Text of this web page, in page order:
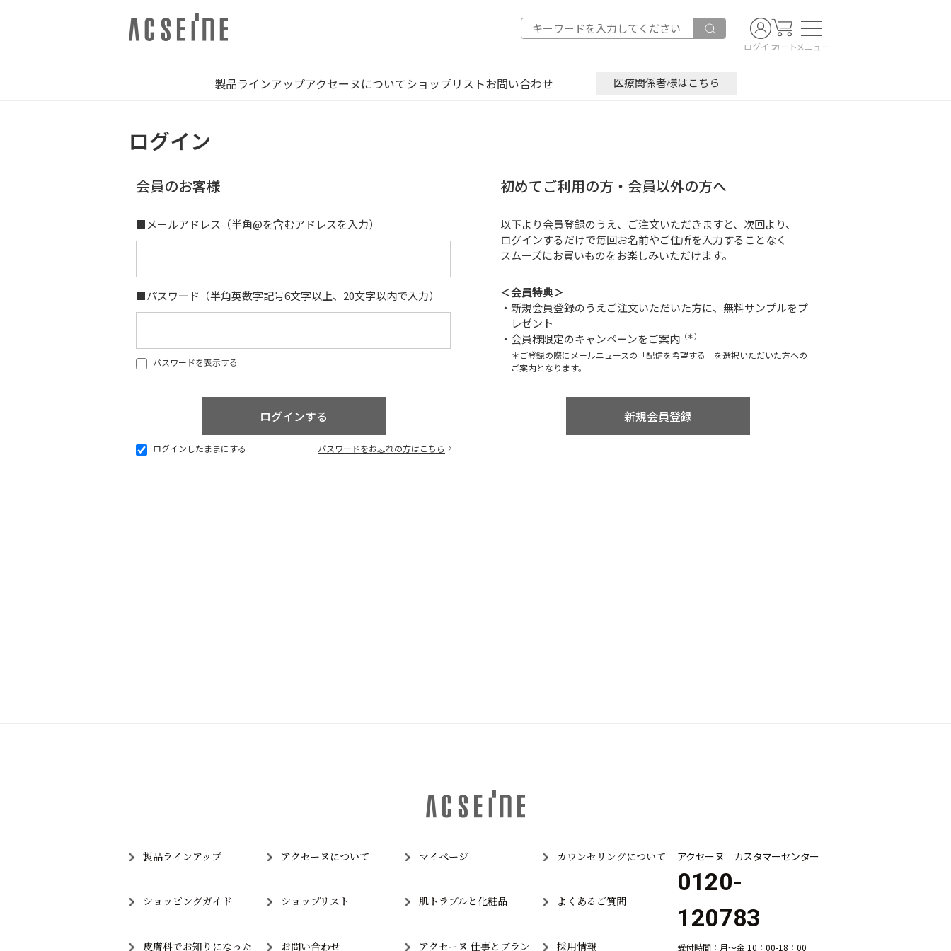
ログインカートメニュー
製品ラインアップアクセーヌについてショップリストお問い合わせ 医療関係者様はこちら
ログイン
会員のお客様
■メールアドレス （半角@を含むアドレスを入力）
■パスワード （半角英数字記号6文字以上、20文字以内で入力）
パスワードを表示する
ログインしたままにする パスワードをお忘れの方はこちら
初めてご利用の方・会員以外の方へ
以下より会員登録のうえ、ご注文いただきますと、次回より、
ログインするだけで毎回お名前やご住所を入力することなく
スムーズにお買いものをお楽しみいただけます。
＜会員特典＞
・新規会員登録のうえご注文いただいた方に、無料サンプルをプ
レゼント
・会員様限定のキャンペーンをご案内 （＊）
＊ご登録の際にメールニュースの「配信を希望する」を選択いただいた方への
ご案内となります。
製品ラインアップ アクセーヌについて マイページ カウンセリングについて
ショッピングガイド ショップリスト 肌トラブルと化粧品 よくあるご質問
皮膚科でお知りになった お問い合わせ アクセーヌ 仕事とブラン 採用情報
アクセーヌ カスタマーセンター
0120-
120783
受付時間：月～金 10：00-18：00